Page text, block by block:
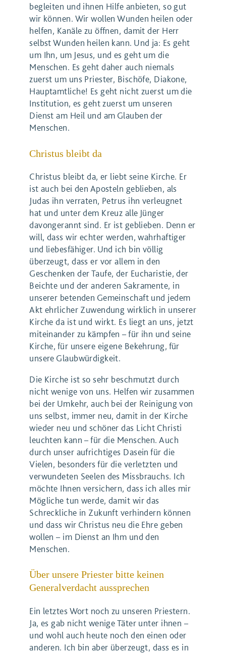
begleiten und ihnen Hilfe anbieten, so gut
wir können. Wir wollen Wunden heilen oder
helfen, Kanäle zu öffnen, damit der Herr
selbst Wunden heilen kann. Und ja: Es geht
um Ihn, um Jesus, und es geht um die
Menschen. Es geht daher auch niemals
zuerst um uns Priester, Bischöfe, Diakone,
Hauptamtliche! Es geht nicht zuerst um die
Institution, es geht zuerst um unseren
Dienst am Heil und am Glauben der
Menschen.
Christus bleibt da
Christus bleibt da, er liebt seine Kirche. Er
ist auch bei den Aposteln geblieben, als
Judas ihn verraten, Petrus ihn verleugnet
hat und unter dem Kreuz alle Jünger
davongerannt sind. Er ist geblieben. Denn er
will, dass wir echter werden, wahrhaftiger
und liebesfähiger. Und ich bin völlig
überzeugt, dass er vor allem in den
Geschenken der Taufe, der Eucharistie, der
Beichte und der anderen Sakramente, in
unserer betenden Gemeinschaft und jedem
Akt ehrlicher Zuwendung wirklich in unserer
Kirche da ist und wirkt. Es liegt an uns, jetzt
miteinander zu kämpfen – für ihn und seine
Kirche, für unsere eigene Bekehrung, für
unsere Glaubwürdigkeit.
Die Kirche ist so sehr beschmutzt durch
nicht wenige von uns. Helfen wir zusammen
bei der Umkehr, auch bei der Reinigung von
uns selbst, immer neu, damit in der Kirche
wieder neu und schöner das Licht Christi
leuchten kann – für die Menschen. Auch
durch unser aufrichtiges Dasein für die
Vielen, besonders für die verletzten und
verwundeten Seelen des Missbrauchs. Ich
möchte Ihnen versichern, dass ich alles mir
Mögliche tun werde, damit wir das
Schreckliche in Zukunft verhindern können
und dass wir Christus neu die Ehre geben
wollen – im Dienst an Ihm und den
Menschen.
Über unsere Priester bitte keinen
Generalverdacht aussprechen
Ein letztes Wort noch zu unseren Priestern.
Ja, es gab nicht wenige Täter unter ihnen –
und wohl auch heute noch den einen oder
anderen. Ich bin aber überzeugt, dass es in